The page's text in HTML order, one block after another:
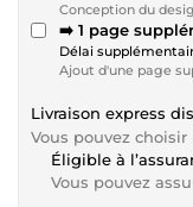
Conception du
➡️ 1 page
Délai
Ajout d'une page
Livraison express
Vous pouvez
Éligible à
Vous pouvez